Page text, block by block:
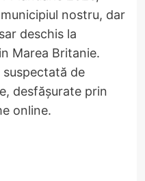
nostru, dar
deschis la
Marea Britanie.
de
desfășurate prin
online.